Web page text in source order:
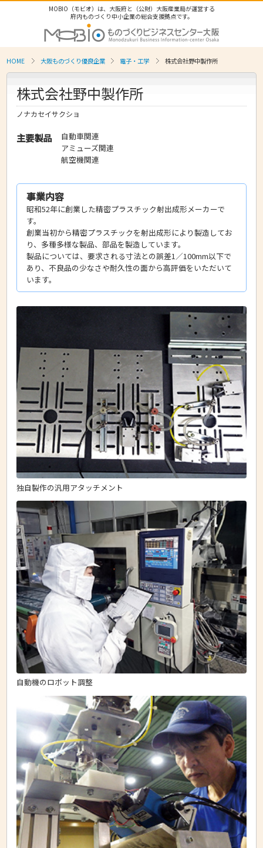
MOBIO（モビオ）は、大阪府と（公財）大阪産業局が運営する
府内ものづくり中小企業の総合支援拠点です。
HOME 大阪ものづくり優良企業 電子・工学 株式会社野中製作所
株式会社野中製作所
ノナカセイサクショ
主要製品
自動車関連
アミューズ関連
航空機関連
事業内容
昭和52年に創業した精密プラスチック射出成形メーカーで
す。
創業当初から精密プラスチックを射出成形により製造してお
り、多種多様な製品、部品を製造しています。
製品については、要求される寸法との誤差1／100mm以下で
あり、不良品の少なさや耐久性の面から高評価をいただいて
います。
独自製作の汎用アタッチメント
自動機のロボット調整